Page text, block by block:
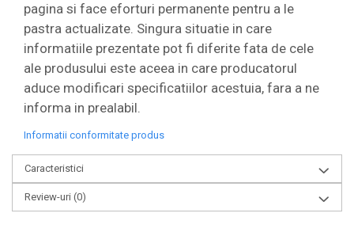
pagina si face eforturi permanente pentru a le
pastra actualizate. Singura situatie in care
informatiile prezentate pot fi diferite fata de cele
ale produsului este aceea in care producatorul
aduce modificari specificatiilor acestuia, fara a ne
informa in prealabil.
Informatii conformitate produs
Caracteristici
Review-uri (0)